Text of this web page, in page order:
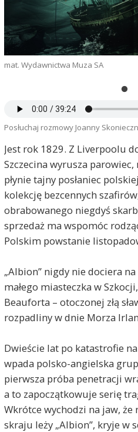
mat. Wydawnictwa Muza SA
Posłuchaj rozmowy Joanny
Jest rok 1829. Z Liverpoolu
Szczecina wyrusza parowiec,
płynie tajny posłaniec
kolekcję bezcennych
obrabowanego niegdyś
sprzedaż ma wspomóc
Polskim powstanie
„Albion” nigdy nie dociera
małego miasteczka w
Beauforta – otoczonej złą
rozpadliny w dnie Morza
Dwieście lat po katastrofie
wpada polsko-angielska
pierwsza próba penetracji
a to zapoczątkowuje serię
Wkrótce wychodzi na jaw,
skraju leży „Albion”, kryje w